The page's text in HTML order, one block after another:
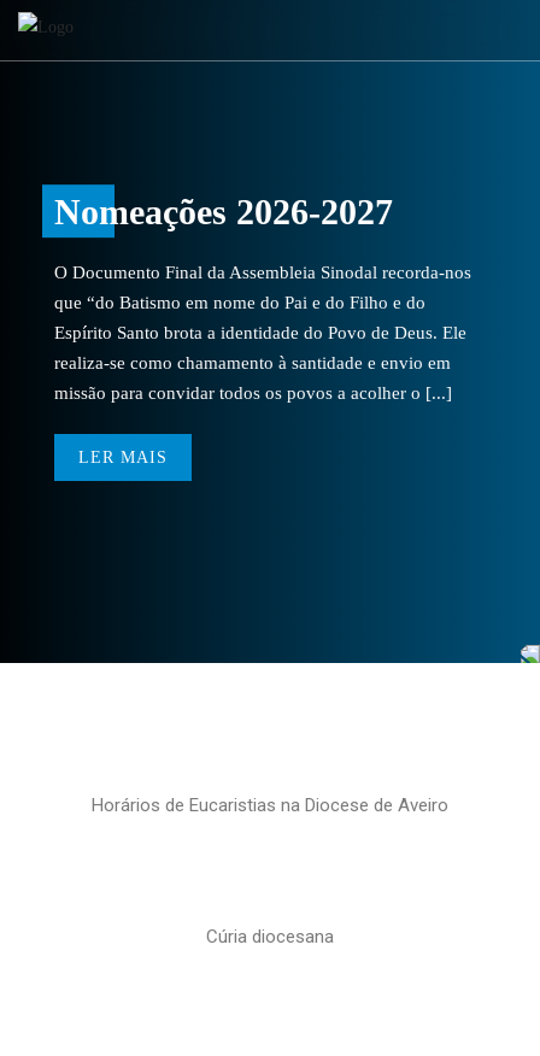
Nomeações 2026-2027
O Documento Final da Assembleia Sinodal recorda-nos
que “do Batismo em nome do Pai e do Filho e do
Espírito Santo brota a identidade do Povo de Deus. Ele
realiza-se como chamamento à santidade e envio em
missão para convidar todos os povos a acolher o [...]
LER MAIS
Horários de Eucaristias na Diocese de Aveiro
Cúria diocesana